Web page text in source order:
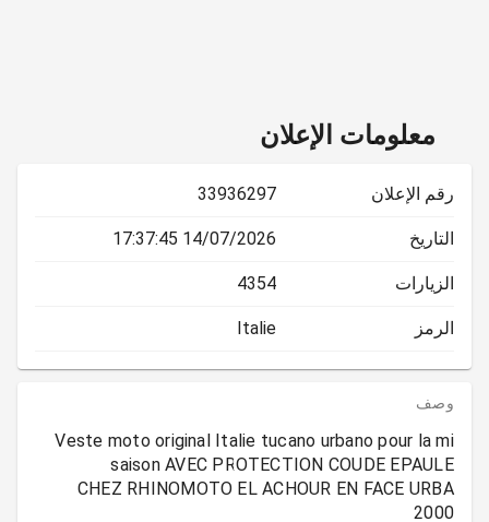
معلومات الإعلان
رقم الإعلان 33936297
التاريخ 14/07/2026 17:37:45
الزيارات 4354
الرمز Italie
وصف
Veste moto original Italie tucano urbano pour la mi
saison AVEC PROTECTION COUDE EPAULE
CHEZ RHINOMOTO EL ACHOUR EN FACE URBA